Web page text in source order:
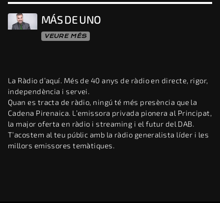
MÁS DE UNO
VEURE MÉS
La Ràdio d’aquí. Més de 40 anys de ràdio en directe, rigor,
independència i servei.
Quan es tracta de ràdio, ningú té més presència que la
Cadena Pirenaica. L’emissora privada pionera al Principat,
la major oferta en ràdio i streaming i el futur del DAB.
T’acostem al teu públic amb la ràdio generalista líder i les
millors emissores temàtiques.